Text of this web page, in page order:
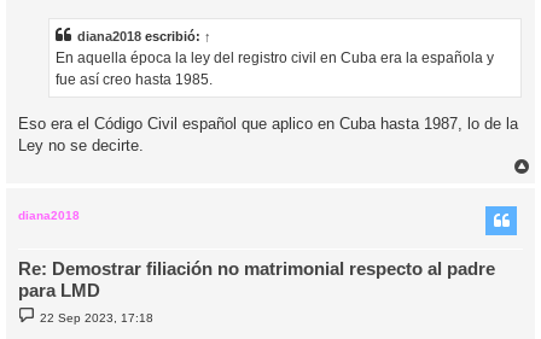
diana2018 escribió: ↑
En aquella época la ley del registro civil en Cuba era la española y
fue así creo hasta 1985.
Eso era el Código Civil español que aplico en Cuba hasta 1987, lo de la
Ley no se decirte.
diana2018
Re: Demostrar filiación no matrimonial respecto al padre
para LMD
M
e
22 Sep 2023, 17:18